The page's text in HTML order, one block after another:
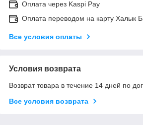
Оплата через Kaspi Pay
Оплата переводом на карту Халык
Все условия оплаты
Условия возврата
Возврат товара в течение 14 дней по
Все условия возврата